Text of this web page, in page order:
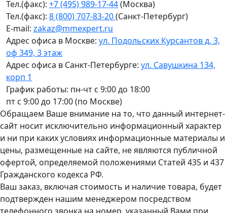
Тел.(факс): +7 (495) 989-17-44(Москва)
Тел.(факс): 8 (800) 707-83-20(Санкт-Петербург)
E-mail: zakaz@mmexpert.ru
Адрес офиса в Москве: ул. Подольских Курсантов д. 3,
оф 349, 3 этаж
Адрес офиса в Санкт-Петербурге: ул. Савушкина 134,
корп 1
График работы: пн-чт с 9:00 до 18:00
пт с 9:00 до 17:00 (по Москве)
Обращаем Ваше внимание на то, что данный интернет-
сайт носит исключительно информационный характер
и ни при каких условиях информационные материалы и
цены, размещенные на сайте, не являются публичной
офертой, определяемой положениями Статей 435 и 437
Гражданского кодекса РФ.
Ваш заказ, включая стоимость и наличие товара, будет
подтвержден нашим менеджером посредством